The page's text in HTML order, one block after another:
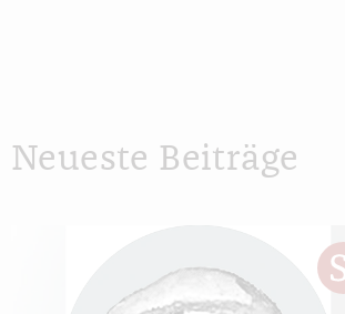
Neueste Beiträge